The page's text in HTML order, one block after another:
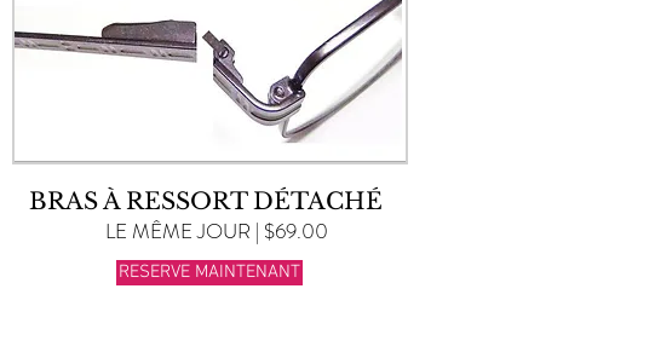
BRAS À RESSORT DÉTACHÉ
LE MÊME JOUR | $69.00
RESERVE MAINTENANT